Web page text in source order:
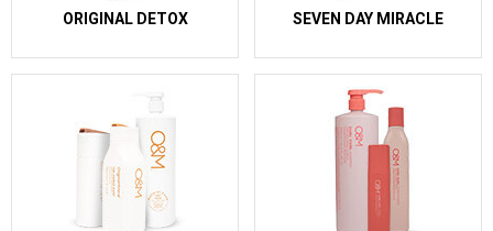
ORIGINAL DETOX SEVEN DAY MIRACLE